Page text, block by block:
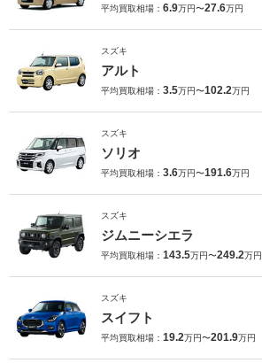
平均買取相場： 6.9万円〜27.6万円
スズキ
アルト
平均買取相場： 3.5万円〜102.2万円
スズキ
ソリオ
平均買取相場： 3.6万円〜191.6万円
スズキ
ジムニーシエラ
平均買取相場： 143.5万円〜249.2万円
スズキ
スイフト
平均買取相場： 19.2万円〜201.9万円